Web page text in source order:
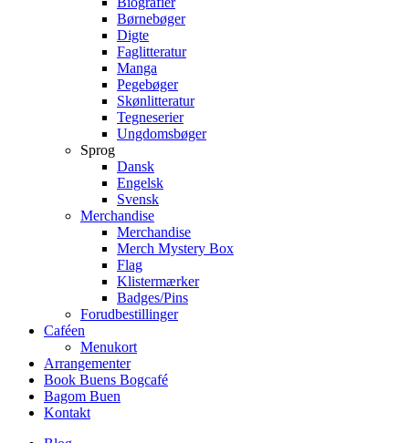
Børnebøger
Digte
Faglitteratur
Manga
Pegebøger
Skønlitteratur
Tegneserier
Ungdomsbøger
Sprog
Dansk
Engelsk
Svensk
Merchandise
Merchandise
Merch Mystery Box
Flag
Klistermærker
Badges/Pins
Forudbestillinger
Caféen
Menukort
Arrangementer
Book Buens Bogcafé
Bagom Buen
Kontakt